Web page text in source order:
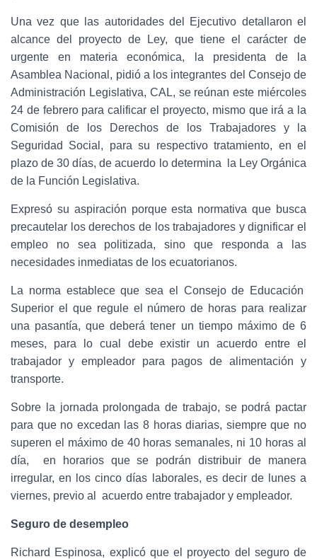
Una vez que las autoridades del Ejecutivo detallaron el
alcance del proyecto de Ley, que tiene el carácter de
urgente en materia económica, la presidenta de la
Asamblea Nacional, pidió a los integrantes del Consejo de
Administración Legislativa, CAL, se reúnan este miércoles
24 de febrero para calificar el proyecto, mismo que irá a la
Comisión de los Derechos de los Trabajadores y la
Seguridad Social, para su respectivo tratamiento, en el
plazo de 30 días, de acuerdo lo determina la Ley Orgánica
de la Función Legislativa.
Expresó su aspiración porque esta normativa que busca
precautelar los derechos de los trabajadores y dignificar el
empleo no sea politizada, sino que responda a las
necesidades inmediatas de los ecuatorianos.
La norma establece que sea el Consejo de Educación
Superior el que regule el número de horas para realizar
una pasantía, que deberá tener un tiempo máximo de 6
meses, para lo cual debe existir un acuerdo entre el
trabajador y empleador para pagos de alimentación y
transporte.
Sobre la jornada prolongada de trabajo, se podrá pactar
para que no excedan las 8 horas diarias, siempre que no
superen el máximo de 40 horas semanales, ni 10 horas al
día, en horarios que se podrán distribuir de manera
irregular, en los cinco días laborales, es decir de lunes a
viernes, previo al acuerdo entre trabajador y empleador.
Seguro de desempleo
Richard Espinosa, explicó que el proyecto del seguro de